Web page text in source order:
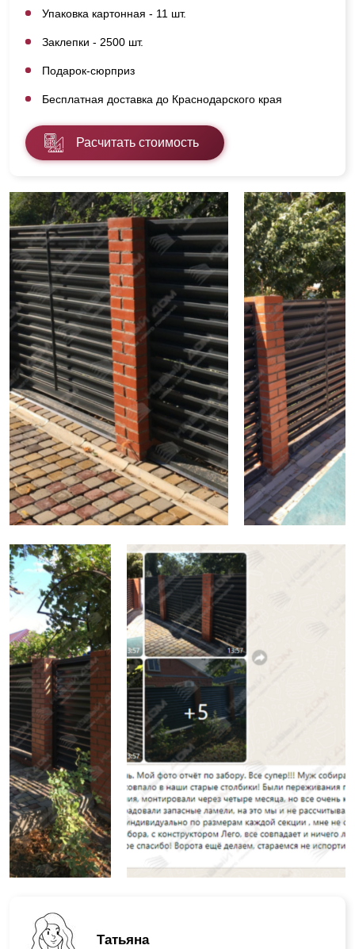
Татьяна
Упаковка картонная - 11 шт.
Заклепки - 2500 шт.
Подарок-сюрприз
Бесплатная доставка до Краснодарского края
Расчитать стоимость